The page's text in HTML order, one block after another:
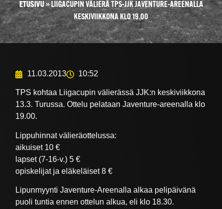
ETUSIVU» LIIGACUPIN VÄLIERÄ TPS-JJK JAVENTURE-AREENALLA
KESKIVIIKKONA KLO 19.00
11.03.2013 10:52
TPS kohtaa Liigacupin välierässä JJK:n keskiviikkona
13.3. Turussa. Ottelu pelataan Javenture-areenalla klo
19.00.
Lippuhinnat välieräottelussa:
aikuiset 10 €
lapset (7-16-v.) 5 €
opiskelijat ja eläkeläiset 8 €
Lipunmyynti Javenture-Areenalla alkaa pelipäivänä
puoli tuntia ennen ottelun alkua, eli klo 18.30.